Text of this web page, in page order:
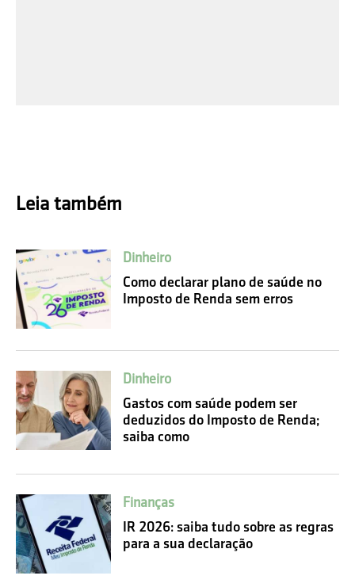
Leia também
Dinheiro
Como declarar plano de saúde no
Imposto de Renda sem erros
Dinheiro
Gastos com saúde podem ser
deduzidos do Imposto de Renda;
saiba como
Finanças
IR 2026: saiba tudo sobre as regras
para a sua declaração